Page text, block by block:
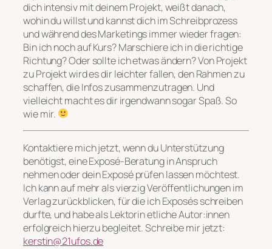
dich intensiv mit deinem Projekt, weißt danach,
wohin du willst und kannst dich im Schreibprozess
und während des Marketings immer wieder fragen:
Bin ich noch auf Kurs? Marschiere ich in die richtige
Richtung? Oder sollte ich etwas ändern? Von Projekt
zu Projekt wird es dir leichter fallen, den Rahmen zu
schaffen, die Infos zusammenzutragen. Und
vielleicht macht es dir irgendwann sogar Spaß. So
wie mir.
Kontaktiere mich jetzt, wenn du Unterstützung
benötigst, eine Exposé-Beratung in Anspruch
nehmen oder dein Exposé prüfen lassen möchtest.
Ich kann auf mehr als vierzig Veröffentlichungen im
Verlag zurückblicken, für die ich Exposés schreiben
durfte, und habe als Lektorin etliche Autor:innen
erfolgreich hierzu begleitet. Schreibe mir jetzt:
kerstin@21ufos.de